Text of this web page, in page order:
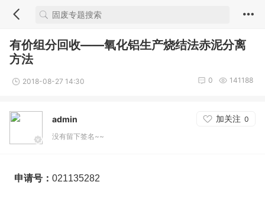
有价组分回收——氧化铝生产烧结法赤泥分离
方法
2018-08-27 14:30 141188
0
admin 加关注 0
没有留下签名~~
申请号： 021135282